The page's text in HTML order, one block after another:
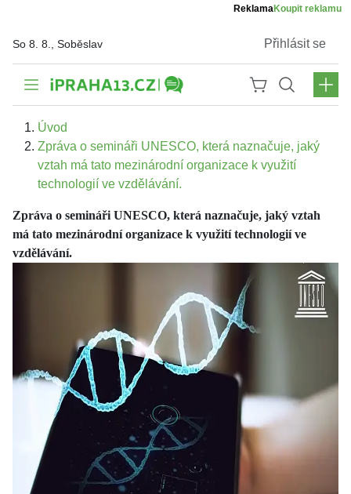
ReklamaKoupit reklamu
So 8. 8., Soběslav Přihlásit se
Úvod
Zpráva o semináři UNESCO, která naznačuje, jaký
vztah má tato mezinárodní organizace k využití
technologií ve vzdělávání.
Zpráva o semináři UNESCO, která naznačuje, jaký vztah
má tato mezinárodní organizace k využití technologií ve
vzdělávání.